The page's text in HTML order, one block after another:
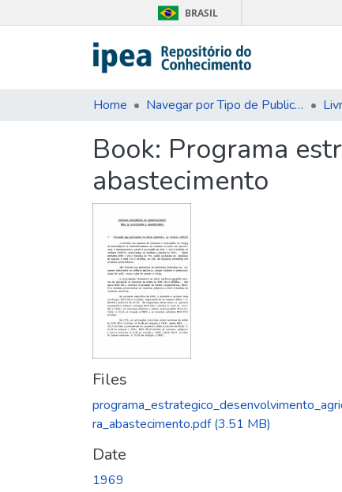
BRASIL
Home Navegar por Tipo de Publicação
Book: Programa
abastecimento
Files
ra_abastecimento.pdf(3.51 MB)
Date
1969